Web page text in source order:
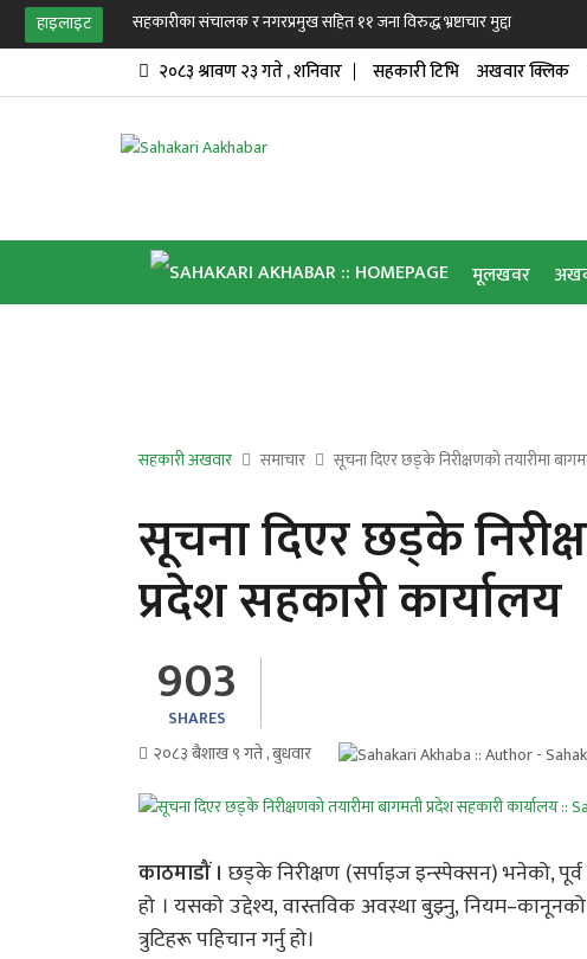
हाइलाइट सहकारीका संचालक र नगरप्रमुख सहित ११ जना विरुद्ध भ्रष्टाचार मुद्दा
२०८३ श्रावण २३ गते , शनिवार सहकारी टिभि अखवार क्लिक
मूलखवर
सहकारी अखवार समाचार सूचना दिएर छड्के निरीक्षणको तयारीमा
सूचना दिएर छड्के
प्रदेश सहकारी कार्यालय
903
SHARES
२०८३ बैशाख ९ गते , बुधवार
काठमाडौं । छड्के निरीक्षण (सर्पाइज इन्स्पेक्सन) भनेको,
हो । यसको उद्देश्य, वास्तविक अवस्था बुझ्नु,
त्रुटिहरू पहिचान गर्नु हो।